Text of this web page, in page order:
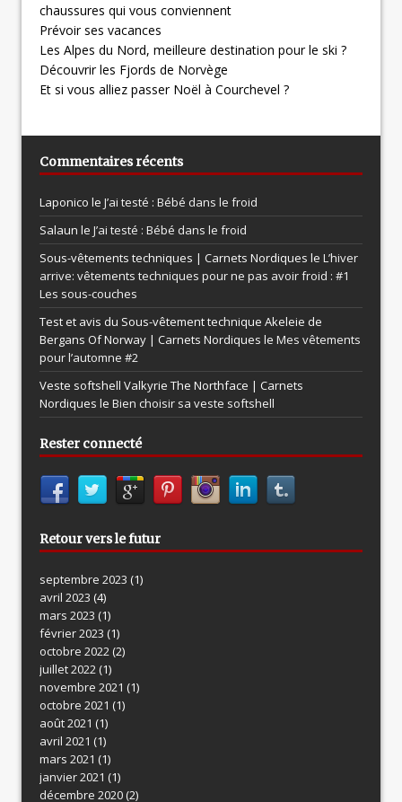
chaussures qui vous conviennent
Prévoir ses vacances
Les Alpes du Nord, meilleure destination pour le ski ?
Découvrir les Fjords de Norvège
Et si vous alliez passer Noël à Courchevel ?
Commentaires récents
Laponico le J’ai testé : Bébé dans le froid
Salaun le J’ai testé : Bébé dans le froid
Sous-vêtements techniques | Carnets Nordiques le L’hiver
arrive: vêtements techniques pour ne pas avoir froid : #1
Les sous-couches
Test et avis du Sous-vêtement technique Akeleie de
Bergans Of Norway | Carnets Nordiques le Mes vêtements
pour l’automne #2
Veste softshell Valkyrie The Northface | Carnets
Nordiques le Bien choisir sa veste softshell
Rester connecté
Retour vers le futur
septembre 2023 (1)
avril 2023 (4)
mars 2023 (1)
février 2023 (1)
octobre 2022(2)
juillet 2022(1)
novembre 2021 (1)
octobre 2021 (1)
août 2021 (1)
avril 2021 (1)
mars 2021 (1)
janvier 2021 (1)
décembre 2020(2)